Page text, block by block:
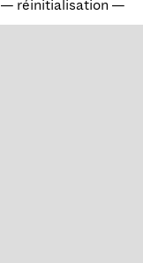
— réinitialisation —